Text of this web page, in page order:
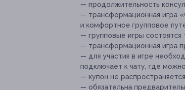
— продолжительность
— трансформационная игра
и комфортное групповое
— групповые игры состоятся
— трансформационная игра
— для участия в игре
подключает к чату, где
— купон не
— обязательна